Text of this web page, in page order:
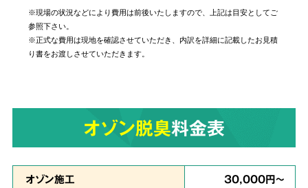
当社では個人・法人のお客様に関わらずあらゆ
るご依頼にお応えしております。管理されてい
る賃貸物件やホテルでの事件事故による特殊殊
6 原状回復・復旧工事など
リフォームも対応
※現場の状況などにより費用は前後いたしますので、上記は目安としてご
参照下さい。
※正式な費用は現地を確認させていただき、内訳を詳細に記載したお見積
り書をお渡しさせていただきます。
オゾン脱臭料金表
オゾン施工 30,000円～